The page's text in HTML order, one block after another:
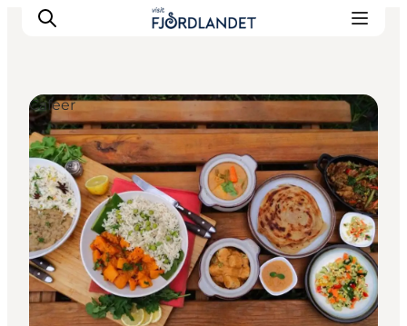
Byer & steder
Det sker
Guides & inspiration
Overnatning
Oplevelser
Cafeer